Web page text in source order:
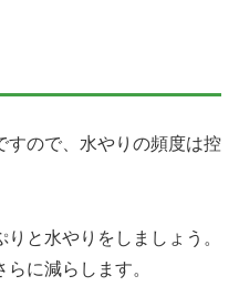
すので、水やりの頻度は控
と水やりをしましょう。
に減らします。